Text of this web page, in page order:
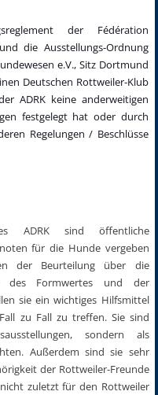
der Fédération
die Ausstellungs-Ordnung
e.V., Sitz Dortmund
Deutschen Rottweiler-Klub
ADRK keine anderweitigen
festgelegt hat oder durch
Regelungen / Beschlüsse
des ADRK sind öffentliche
für die Hunde vergeben
der Beurteilung über die
des Formwertes und der
sie ein wichtiges Hilfsmittel
zu Fall zu treffen. Sie sind
sondern als
Außerdem sind sie sehr
der Rottweiler-Freunde
zuletzt für den Rottweiler